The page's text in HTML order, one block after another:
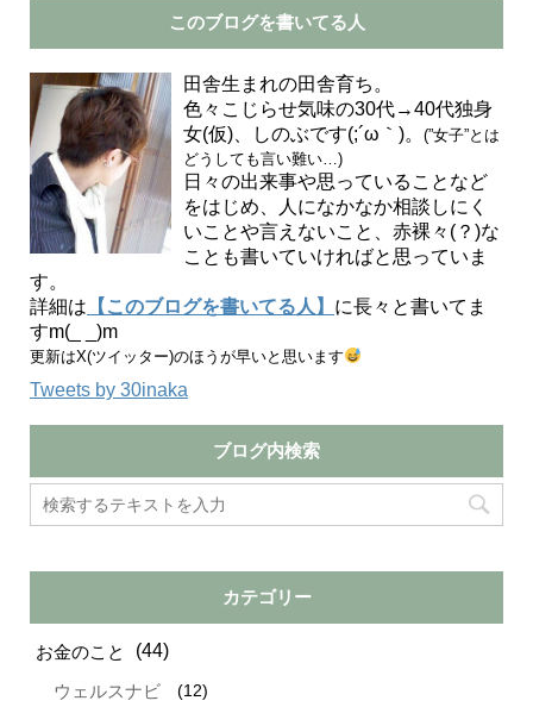
このブログを書いてる人
田舎生まれの田舎育ち。
色々こじらせ気味の30代→40代独身
女(仮)、しのぶです(;´ω｀)。(”女子”とは
どうしても言い難い…)
日々の出来事や思っていることなど
をはじめ、人になかなか相談しにく
いことや言えないこと、赤裸々(？)な
ことも書いていければと思っていま
す。
詳細は 【このブログを書いてる人】 に長々と書いてま
すm(_ _)m
更新はX(ツイッター)のほうが早いと思います
Tweets by 30inaka
ブログ内検索
カテゴリー
お金のこと (44)
ウェルスナビ (12)